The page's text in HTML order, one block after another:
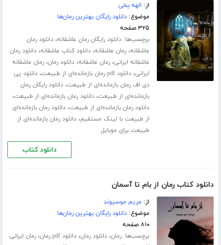
از: الهه یخی
موضوع:دانلود رایگان بهترین رمان‌ها
۳۲۵ صفحه
برچسب‌ها:دانلود رایگان رمان عاشقانه،دانلود رمان
عاشقانه،رمان عاشقانه،دانلود کتاب عاشقانه،دانلود رمان
عاشقانه ایرانی،رمان عاشقانه،دانلود رمان،رمان عاشقانه
ایرانی،دانلود pdf رمان بازمانده‌ای از طبیعت ،دانلود پی
دی اف رمان بازمانده‌ای از طبیعت،دانلود رایگان رمان
بازمانده‌ای از طبیعت،دانلود رمان بازمانده‌ای از طبیعت،
دانلود رمان بازمانده‌ای از طبیعت،دانلود رمان بازمانده‌ای
از طبیعت با لینک مستقیم،دانلود رمان بازمانده‌ای از
طبیعت برای موبایل
دانلود کتاب
دانلود کتاب رمان از بام تا آسمان
از: مریم موسیوند
موضوع:دانلود رایگان بهترین رمان‌ها
۸۱۰ صفحه
برچسب‌ها:رمان،دانلود رمان،دانلود pdf رمان ،رمان ایرانی